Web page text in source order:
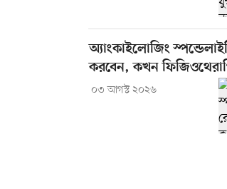
অ্যাংকাইলোজিং
করবেন, কখন
০৩ আগস্ট ২০২৬